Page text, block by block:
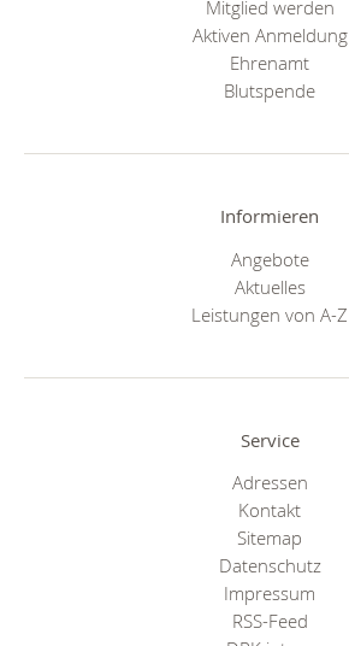
Mitglied werden
Aktiven Anmeldung
Ehrenamt
Blutspende
Informieren
Angebote
Aktuelles
Leistungen von A-Z
Service
Adressen
Kontakt
Sitemap
Datenschutz
Impressum
RSS-Feed